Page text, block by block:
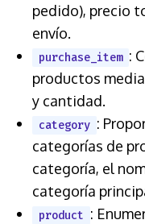
pedido), precio
envío.
purchase_item :
productos
y cantidad.
category :
categorías de
categoría, el
categoría
product :